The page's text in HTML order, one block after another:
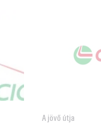
A jövő útja